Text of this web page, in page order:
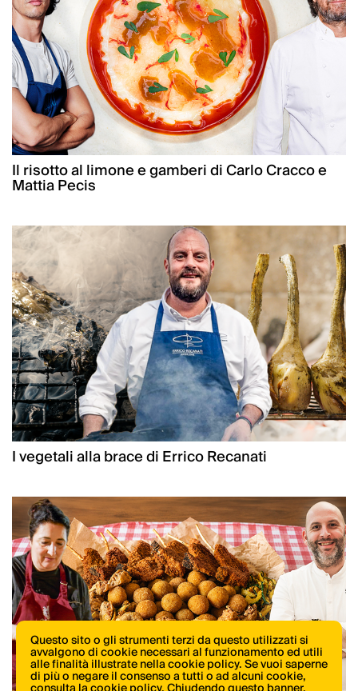
Il risotto al limone e gamberi di Carlo Cracco e
Mattia Pecis
I vegetali alla brace di Errico Recanati
Questo sito o gli strumenti terzi da questo utilizzati si
avvalgono di cookie necessari al funzionamento ed utili
alle finalità illustrate nella cookie policy. Se vuoi saperne
di più o negare il consenso a tutti o ad alcuni cookie,